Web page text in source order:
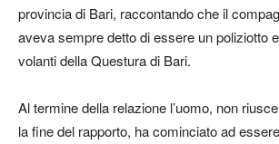
provincia di Bari, raccontando che il
aveva sempre detto di essere un poliziotto
volanti della Questura di Bari.
Al termine della relazione l’uomo, non
la fine del rapporto, ha cominciato ad